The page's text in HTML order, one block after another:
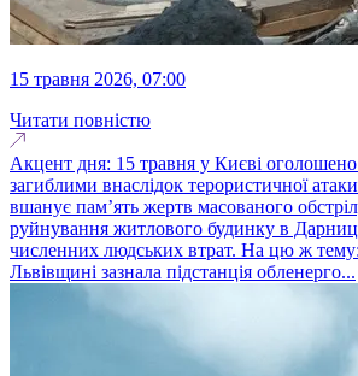
15 травня 2026, 07:00
Читати повністю
Акцент дня: 15 травня у Києві
загиблими внаслідок терористичної
вшанує пам’ять жертв масованого
руйнування житлового будинку в
численних людських втрат. На цю ж
Львівщині зазнала підстанція обленерго...